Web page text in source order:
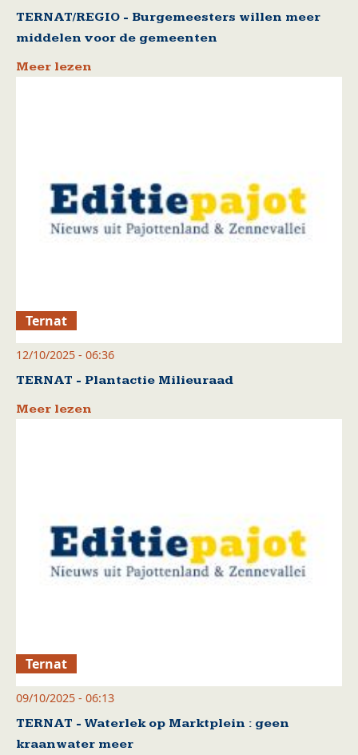
TERNAT/REGIO - Burgemeesters willen meer
middelen voor de gemeenten
Meer lezen
Ternat
12/10/2025 - 06:36
TERNAT - Plantactie Milieuraad
Meer lezen
Ternat
09/10/2025 - 06:13
TERNAT - Waterlek op Marktplein : geen
kraanwater meer